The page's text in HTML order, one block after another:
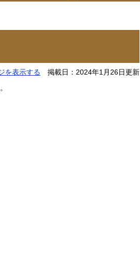
を表示する 掲載日：2024年1月26日更新